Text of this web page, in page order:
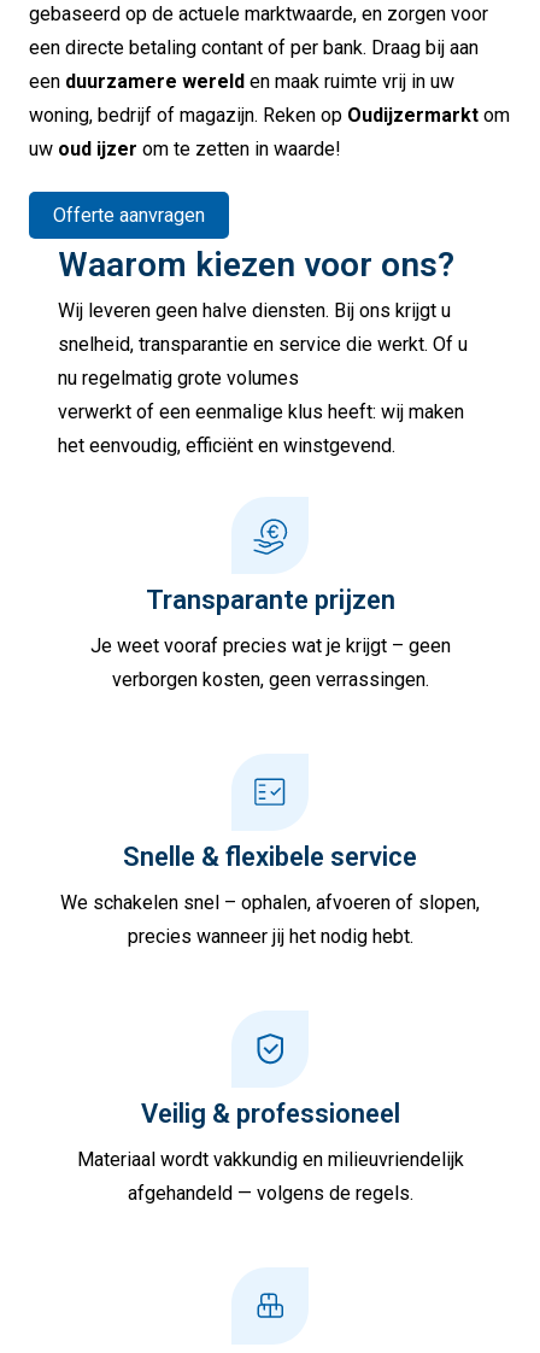
gebaseerd op de actuele marktwaarde, en zorgen voor
een directe betaling contant of per bank. Draag bij aan
een duurzamere wereld en maak ruimte vrij in uw
woning, bedrijf of magazijn. Reken op Oudijzermarkt om
uw oud ijzer om te zetten in waarde!
Offerte aanvragen
Waarom kiezen voor ons?
Wij leveren geen halve diensten. Bij ons krijgt u
snelheid, transparantie en service die werkt. Of u
nu regelmatig grote volumes
verwerkt of een eenmalige klus heeft: wij maken
het eenvoudig, efficiënt en winstgevend.
Transparante prijzen
Je weet vooraf precies wat je krijgt – geen
verborgen kosten, geen verrassingen.
Snelle & flexibele service
We schakelen snel – ophalen, afvoeren of slopen,
precies wanneer jij het nodig hebt.
Veilig & professioneel
Materiaal wordt vakkundig en milieuvriendelijk
afgehandeld — volgens de regels.